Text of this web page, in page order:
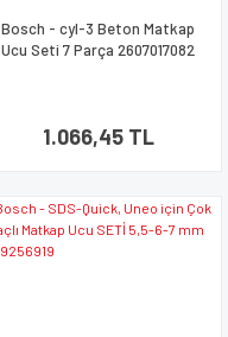
Bosch - cyl-3 Beton Matkap
Ucu Seti 7 Parça 2607017082
1.066,45 TL